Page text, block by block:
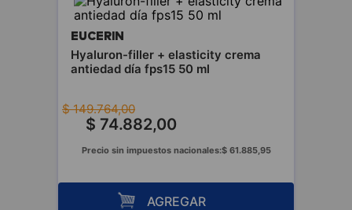
EUCERIN
Hyaluron-filler + elasticity crema
antiedad día fps15 50 ml
$ 149.764,00
$ 74.882,00
Precio sin impuestos nacionales:$ 61.885, 95
AGREGAR